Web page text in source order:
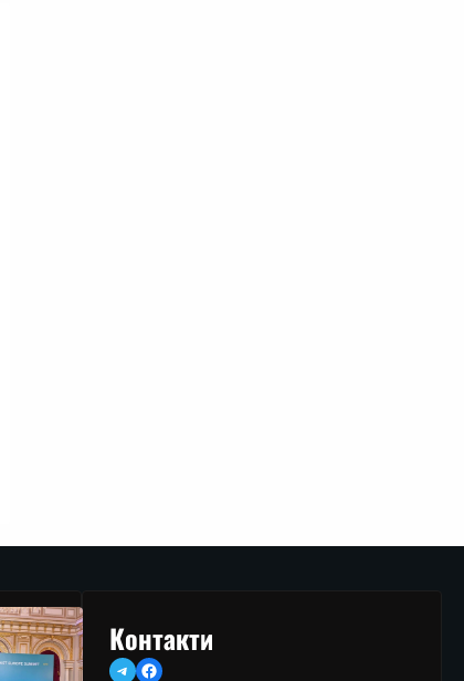
Контакти
TelegramFacebook